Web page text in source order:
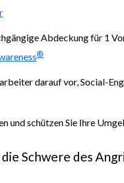
Abdeckung für 1
®
darauf vor, Social-
und schützen Sie Ihre
Schwere des